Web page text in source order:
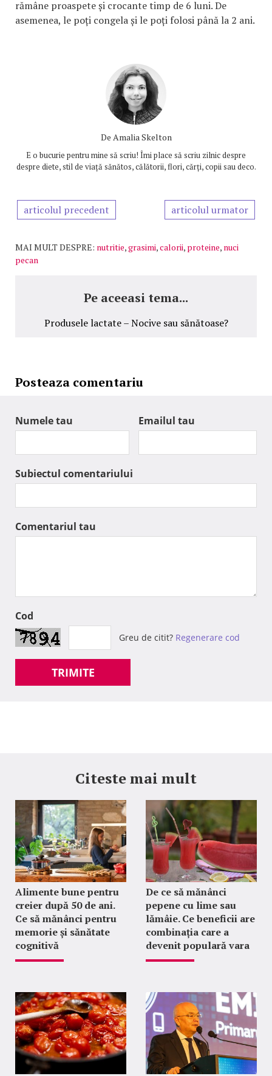
rămâne proaspete și crocante timp de 6 luni. De
asemenea, le poți congela și le poți folosi până la 2 ani.
De Amalia Skelton
E o bucurie pentru mine să scriu! Îmi place să scriu zilnic despre
despre diete, stil de viață sănătos, călătorii, flori, cărți, copii sau deco.
articolul precedent articolul urmator
MAI MULT DESPRE: nutritie,grasimi,calorii, proteine, nuci
pecan
Pe aceeasi tema...
Produsele lactate – Nocive sau sănătoase?
Posteaza comentariu
Numele tau Emailul tau
Subiectul comentariului
Comentariul tau
Cod
Greu de citit? Regenerare cod
TRIMITE
Citeste mai mult
Alimente bune pentru
creier după 50 de ani.
Ce să mănânci pentru
memorie și sănătate
cognitivă
De ce să mănânci
pepene cu lime sau
lămâie. Ce beneficii are
combinația care a
devenit populară vara